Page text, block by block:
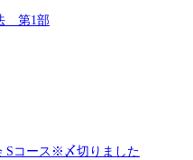
第1部
Sコース※〆切りました